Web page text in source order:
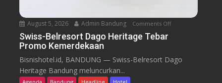
August 5, 2026 Admin Bandung Comments Offo
Swiss-Belresort Dago Heritage Tebar
Promo Kemerdekaan
Bisnishotel.id, BANDUNG — Swiss-Belresort Dago
Heritage Bandung meluncurkan...